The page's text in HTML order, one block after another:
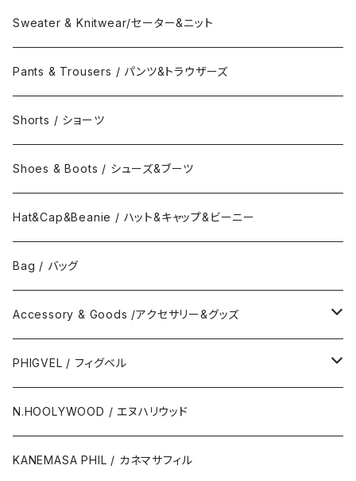
Collar Long Shirt / 襟付き長袖シャツ
Collar Short Shirt / 襟付き半袖シャツ
Polo Long Shirt / 長袖ポロシャツ
Polo Short Shirt / 半袖ポロシャツ
T-Shirts / Tシャツ
Long Sleeve Tee / 長袖Tシャツ
Short Sleeve Tee / 半袖Tシャツ
Crew Neck Sweat /クルーネックスウェット
Turtle Neck Sweat/タートルネックスウェット
Hood Sweat / フードスウェット
Sweater & Knitwear/セーター&ニット
Pants & Trousers / パンツ&トラウザーズ
Shorts / ショーツ
Shoes & Boots / シューズ&ブーツ
Hat&Cap&Beanie / ハット&キャップ&ビーニー
Bag / バッグ
Accessory & Goods /アクセサリー&グッズ
Wallet & Coincase
Card Case
Key Hook
PHIGVEL / フィグベル
The Permanent / パーマネント
N.HOOLYWOOD / エヌハリウッド
KANEMASA PHIL / カネマサフィル